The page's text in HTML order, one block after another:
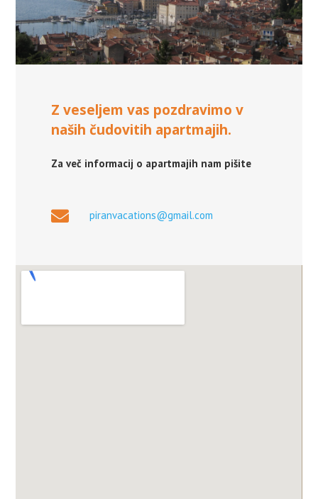
Z veseljem vas pozdravimo v
naših čudovitih apartmajih.
Za več informacij o apartmajih nam pišite
piranvacations@gmail.com